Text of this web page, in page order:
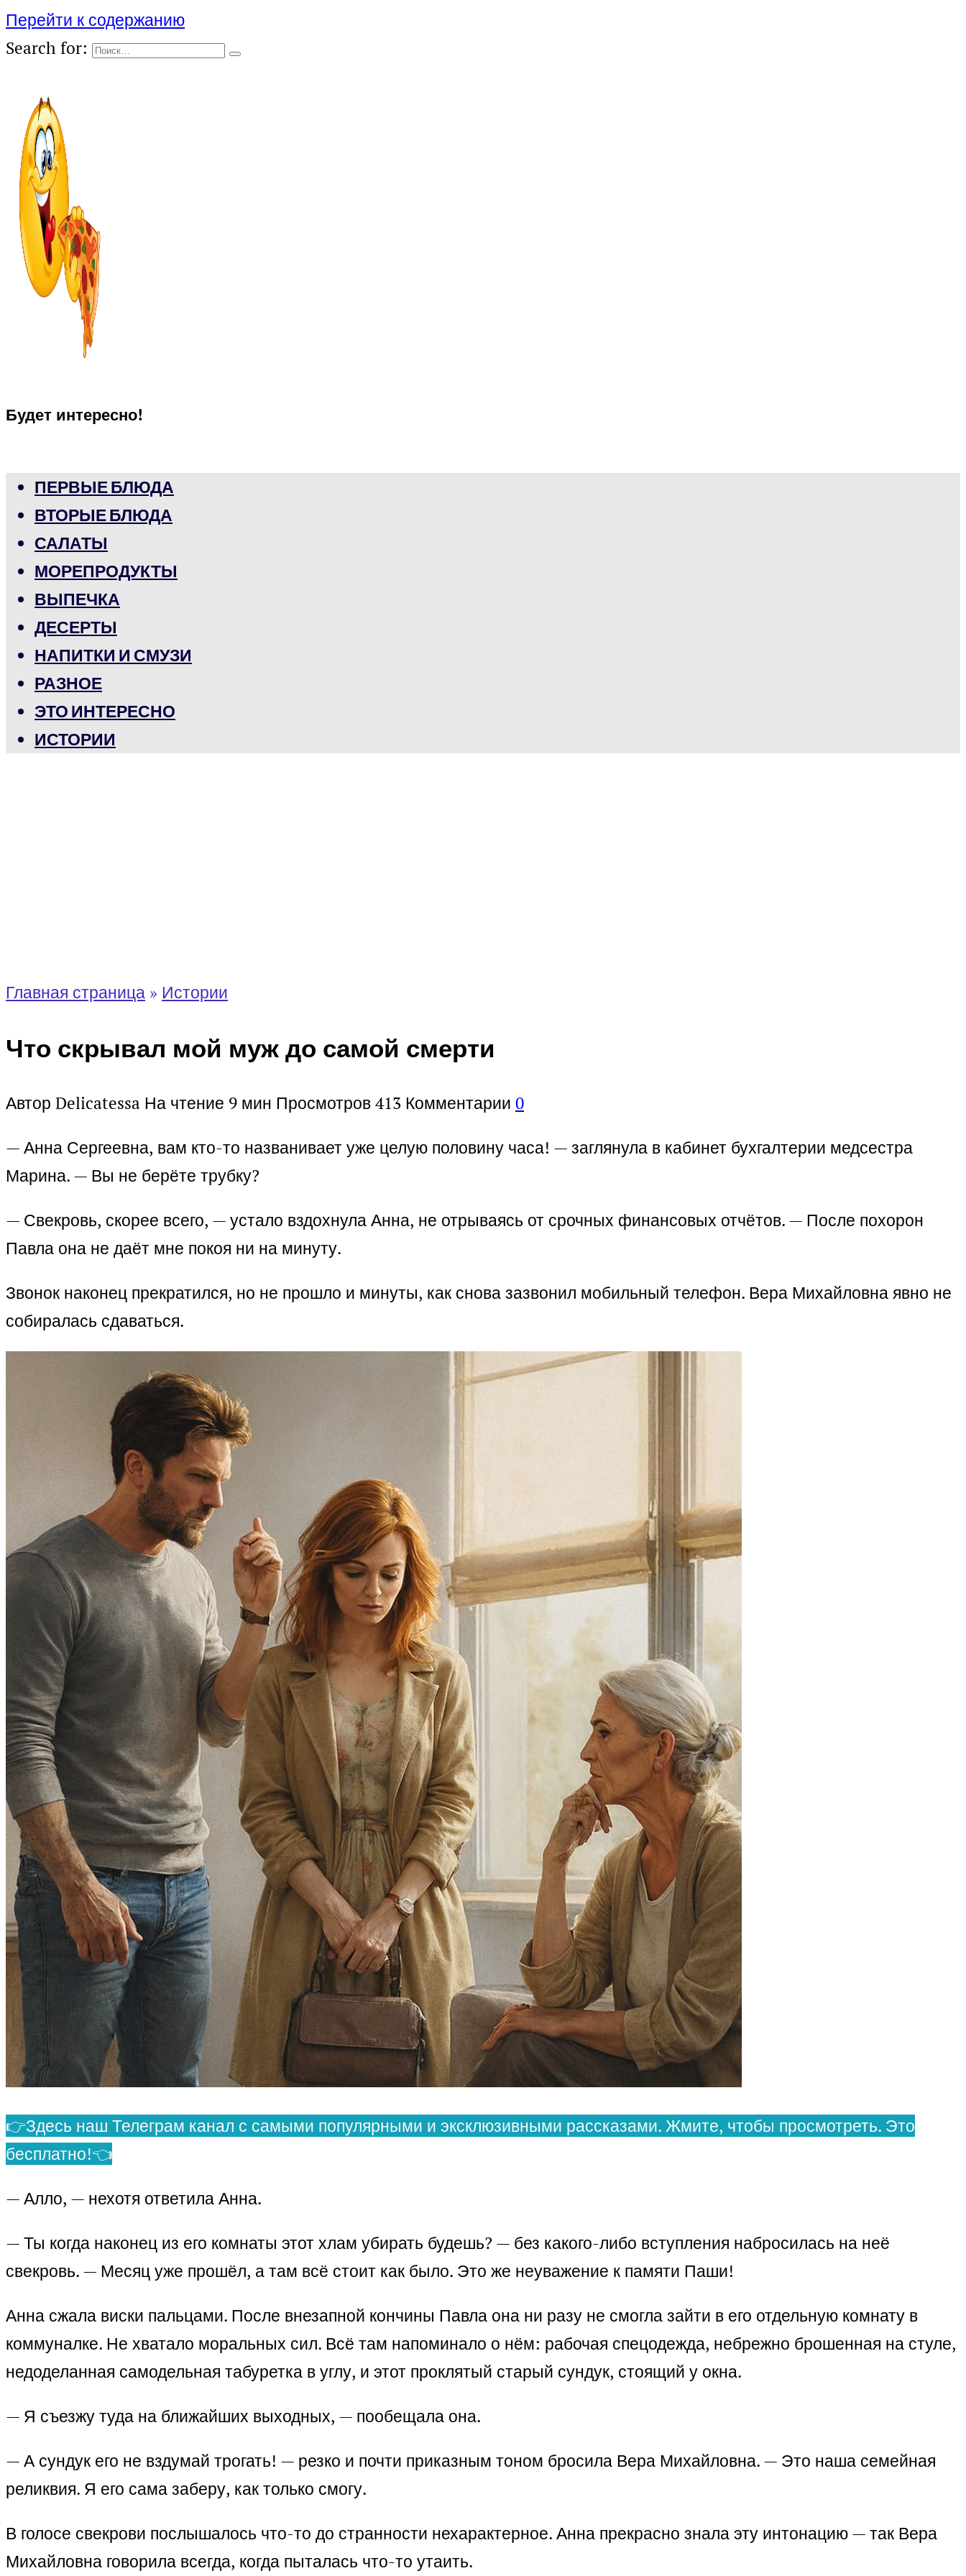
Перейти к содержанию
Search for:
Будет интересно!
ПЕРВЫЕ БЛЮДА
ВТОРЫЕ БЛЮДА
САЛАТЫ
МОРЕПРОДУКТЫ
ВЫПЕЧКА
ДЕСЕРТЫ
НАПИТКИ И СМУЗИ
РАЗНОЕ
ЭТО ИНТЕРЕСНО
ИСТОРИИ
Главная страница » Истории
Что скрывал мой муж до самой смерти
Автор Delicatessa На чтение 9 мин Просмотров413 Комментарии 0
— Анна Сергеевна, вам кто-то названивает уже целую половину часа! — заглянула в кабинет бухгалтерии медсестра
Марина. — Вы не берёте трубку?
— Свекровь, скорее всего, — устало вздохнула Анна, не отрываясь от срочных финансовых отчётов. — После похорон
Павла она не даёт мне покоя ни на минуту.
Звонок наконец прекратился, но не прошло и минуты, как снова зазвонил мобильный телефон. Вера Михайловна явно не
собиралась сдаваться.
👉Здесь наш Телеграм канал с самыми популярными и эксклюзивными рассказами. Жмите, чтобы просмотреть. Это
бесплатно!👈
— Алло, — нехотя ответила Анна.
— Ты когда наконец из его комнаты этот хлам убирать будешь? — без какого-либо вступления набросилась на неё
свекровь. — Месяц уже прошёл, а там всё стоит как было. Это же неуважение к памяти Паши!
Анна сжала виски пальцами. После внезапной кончины Павла она ни разу не смогла зайти в его отдельную комнату в
коммуналке. Не хватало моральных сил. Всё там напоминало о нём: рабочая спецодежда, небрежно брошенная на стуле,
недоделанная самодельная табуретка в углу, и этот проклятый старый сундук, стоящий у окна.
— Я съезжу туда на ближайших выходных, — пообещала она.
— А сундук его не вздумай трогать! — резко и почти приказным тоном бросила Вера Михайловна. — Это наша семейная
реликвия. Я его сама заберу, как только смогу.
В голосе свекрови послышалось что-то до странности нехарактерное. Анна прекрасно знала эту интонацию — так Вера
Михайловна говорила всегда, когда пыталась что-то утаить.